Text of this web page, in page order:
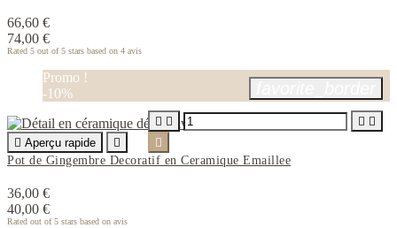
66,60 €
74,00 €
Rated 5 out of 5 stars based on 4 avis
Promo !
-10%
 Aperçu rapide

Pot de Gingembre Decoratif en Ceramique Emaillee
36,00 €
40,00 €
Rated out of 5 stars based on avis
   
